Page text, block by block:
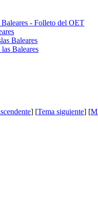
- Folleto del OET
Baleares
Baleares
] [Tema siguiente] [